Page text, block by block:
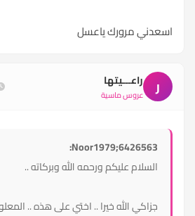
اسعدني مرورك ياعسل
ر راعـــيتها
عروس ماسية
Noor1979;6426563:
السلام عليكم ورحمه الله وبركاته ..
جزاكي الله خيرا .. اختي على هذه ..